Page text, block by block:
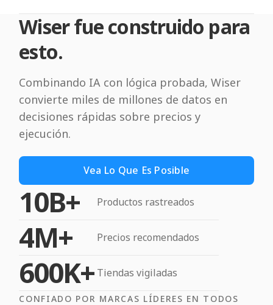
Wiser fue construido para
esto.
Combinando IA con lógica probada, Wiser
convierte miles de millones de datos en
decisiones rápidas sobre precios y
ejecución.
Vea Lo Que Es Posible
10B+ Productos rastreados
4M+ Precios recomendados
600K+ Tiendas vigiladas
CONFIADO POR MARCAS LÍDERES EN TODOS